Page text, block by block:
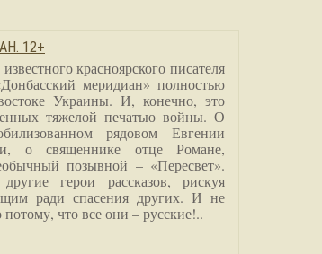
12+
красноярского писателя
меридиан» полностью
Украины. И, конечно, это
тяжелой печатью войны. О
рядовом Евгении
о священнике отце Романе,
позывной – «Пересвет».
герои рассказов, рискуя
ради спасения других. И не
что все они – русские!..